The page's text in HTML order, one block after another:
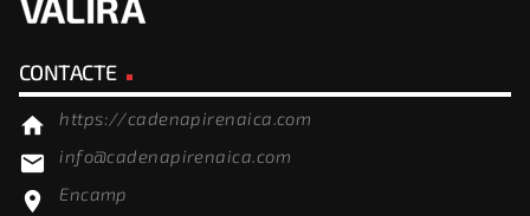
CONTACTE
home https://cadenapirenaica.com
email info@cadenapirenaica.com
location_on Encamp